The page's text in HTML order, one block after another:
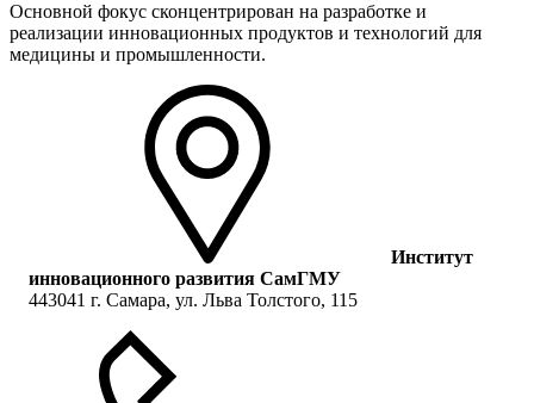
Основной фокус сконцентрирован на разработке и
реализации инновационных продуктов и технологий для
медицины и промышленности.
Институт
инновационного развития СамГМУ
443041 г. Самара, ул. Льва Толстого, 115